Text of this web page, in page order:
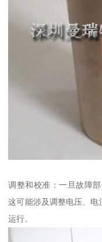
调整和校准：一旦故障
这可能涉及调整电压、
运行。